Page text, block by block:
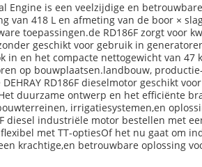
Engine is een veelzijdige en
van 418 L en afmeting van de boor ×
toepassingen.de RD186F zorgt
geschikt voor gebruik in
en het compacte nettogewicht van 47
op bouwplaatsen.landbouw,
RD186F dieselmotor geschikt
duurzame ontwerp en het efficiënte
irrigatiesystemen,en
diesel industriële motor bestellen met
met TT-optiesOf het nu gaat om
krachtige,en betrouwbare oplossing